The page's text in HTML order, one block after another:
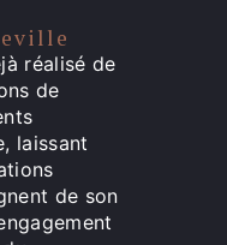
réalisé de
de
laissant
de son